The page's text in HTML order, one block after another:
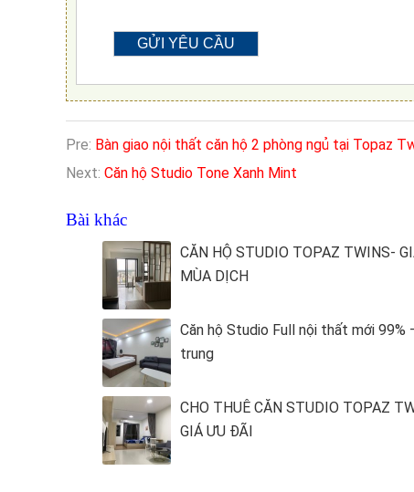
Pre: Bàn giao nội thất căn hộ 2 phòng ngủ tại Topaz
Next: Căn hộ Studio Tone Xanh Mint
Bài khác
CĂN HỘ STUDIO TOPAZ TWINS-
MÙA DỊCH
Căn hộ Studio Full nội thất mới 99%
trung
CHO THUÊ CĂN STUDIO TOPAZ
GIÁ ƯU ĐÃI